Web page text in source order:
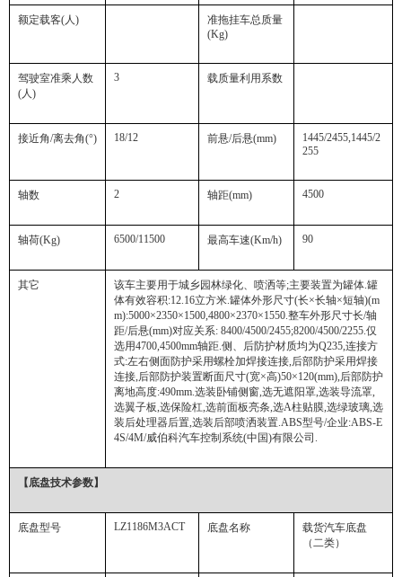
额定载客(人)
准拖挂车总质量
(Kg)
驾驶室准乘人数
(人)
3 载质量利用系数
接近角/离去角(°) 18/12 前悬/后悬(mm)
1445/2455,1445/2
255
轴数 2 轴距(mm) 4500
轴荷(Kg) 6500/11500 最高车速(Km/h) 90
其它 该车主要用于城乡园林绿化、喷洒等;主要装置为罐体.罐
体有效容积:12.16立方米.罐体外形尺寸(长×长轴×短轴)(m
m):5000×2350×1500,4800×2370×1550.整车外形尺寸长/轴
距/后悬(mm)对应关系: 8400/4500/2455;8200/4500/2255.仅
选用4700,4500mm轴距.侧、后防护材质均为Q235,连接方
式:左右侧面防护采用螺栓加焊接连接,后部防护采用焊接
连接,后部防护装置断面尺寸(宽×高)50×120(mm),后部防护
离地高度:490mm.选装卧铺侧窗,选无遮阳罩,选装导流罩,
选翼子板,选保险杠,选前面板亮条,选A柱贴膜,选绿玻璃,选
装后处理器后置,选装后部喷洒装置.ABS型号/企业:ABS-E
4S/4M/威伯科汽车控制系统(中国)有限公司 .
【底盘技术参数】
底盘型号 LZ1186M3ACT 底盘名称
载货汽车底盘
（二类）